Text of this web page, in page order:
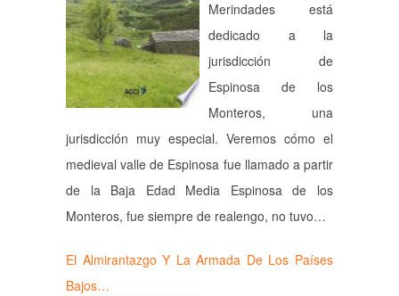
Merindades está
dedicado a la
jurisdicción de
Espinosa de los
Monteros, una
jurisdicción muy especial. Veremos cómo el
medieval valle de Espinosa fue llamado a partir
de la Baja Edad Media Espinosa de los
Monteros, fue siempre de realengo, no tuvo…
El Almirantazgo Y La Armada De Los Países
Bajos…